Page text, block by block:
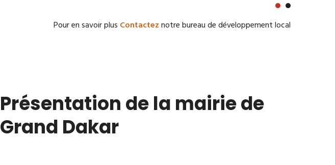
Pour en savoir plus Contacteznotre bureau de développement local
Présentation de la mairie de
Grand Dakar